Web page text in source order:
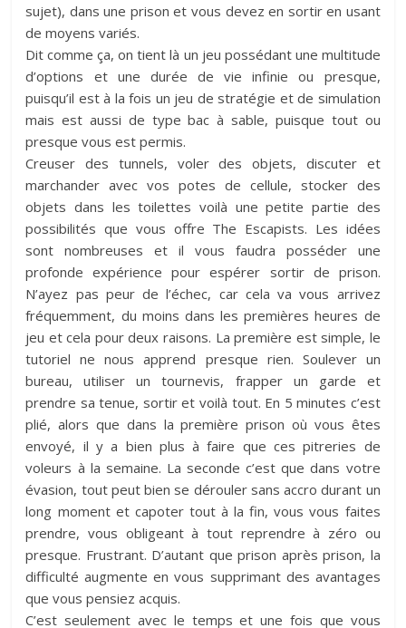
sujet), dans une prison et vous devez en sortir en usant
de moyens variés.
Dit comme ça, on tient là un jeu possédant une multitude
d’options et une durée de vie infinie ou presque,
puisqu’il est à la fois un jeu de stratégie et de simulation
mais est aussi de type bac à sable, puisque tout ou
presque vous est permis.
Creuser des tunnels, voler des objets, discuter et
marchander avec vos potes de cellule, stocker des
objets dans les toilettes voilà une petite partie des
possibilités que vous offre The Escapists. Les idées
sont nombreuses et il vous faudra posséder une
profonde expérience pour espérer sortir de prison.
N’ayez pas peur de l’échec, car cela va vous arrivez
fréquemment, du moins dans les premières heures de
jeu et cela pour deux raisons. La première est simple, le
tutoriel ne nous apprend presque rien. Soulever un
bureau, utiliser un tournevis, frapper un garde et
prendre sa tenue, sortir et voilà tout. En 5 minutes c’est
plié, alors que dans la première prison où vous êtes
envoyé, il y a bien plus à faire que ces pitreries de
voleurs à la semaine. La seconde c’est que dans votre
évasion, tout peut bien se dérouler sans accro durant un
long moment et capoter tout à la fin, vous vous faites
prendre, vous obligeant à tout reprendre à zéro ou
presque. Frustrant. D’autant que prison après prison, la
difficulté augmente en vous supprimant des avantages
que vous pensiez acquis.
C’est seulement avec le temps et une fois que vous